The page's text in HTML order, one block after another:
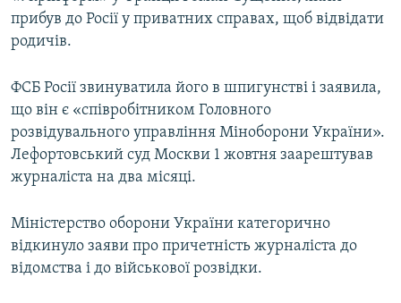
прибув до Росії у приватних справах, щоб відвідати
родичів.
ФСБ Росії звинуватила його в шпигунстві і заявила,
що він є «співробітником Головного
розвідувального управління Міноборони України».
Лефортовський суд Москви 1 жовтня заарештував
журналіста на два місяці.
Міністерство оборони України категорично
відкинуло заяви про причетність журналіста до
відомства і до військової розвідки.